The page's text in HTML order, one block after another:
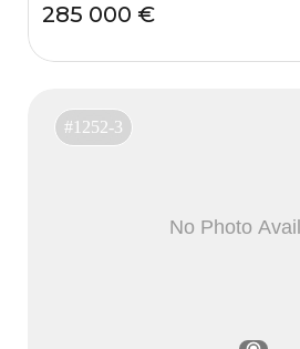
285 000 €
#1252-3